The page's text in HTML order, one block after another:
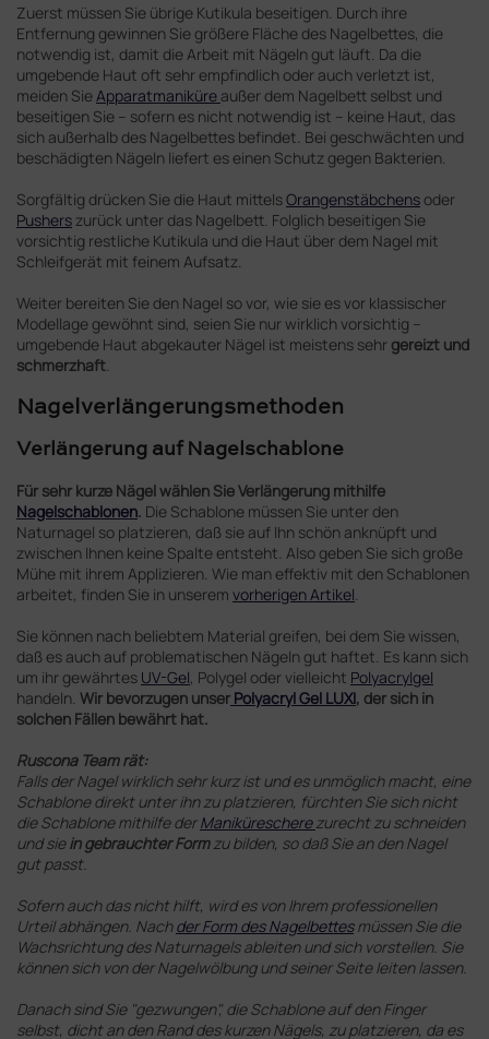
Zuerst müssen Sie übrige Kutikula beseitigen. Durch ihre
Entfernung gewinnen Sie größere Fläche des Nagelbettes, die
notwendig ist, damit die Arbeit mit Nägeln gut läuft. Da die
umgebende Haut oft sehr empfindlich oder auch verletzt ist,
meiden SieApparatmaniküre außer dem Nagelbett selbst und
beseitigen Sie – sofern es nicht notwendig ist – keine Haut, das
sich außerhalb des Nagelbettes befindet. Bei geschwächten und
beschädigten Nägeln liefert es einen Schutz gegen Bakterien.
Sorgfältig drücken Sie die Haut mittelsOrangenstäbchens oder
Pusherszurück unter das Nagelbett. Folglich beseitigen Sie
vorsichtig restliche Kutikula und die Haut über dem Nagel mit
Schleifgerät mit feinem Aufsatz.
Weiter bereiten Sie den Nagel so vor, wie sie es vor klassischer
Modellage gewöhnt sind, seien Sie nur wirklich vorsichtig –
umgebende Haut abgekauter Nägel ist meistens sehr gereizt und
schmerzhaft.
Nagelverlängerungsmethoden
Verlängerung auf Nagelschablone
Für sehr kurze Nägel wählen Sie Verlängerung mithilfe
Nagelschablonen. Die Schablone müssen Sie unter den
Naturnagel so platzieren, daß sie auf Ihn schön anknüpft und
zwischen Ihnen keine Spalte entsteht. Also geben Sie sich große
Mühe mit ihrem Applizieren. Wie man effektiv mit den Schablonen
arbeitet, finden Sie in unserem vorherigen Artikel.
Sie können nach beliebtem Material greifen, bei dem Sie wissen,
daß es auch auf problematischen Nägeln gut haftet. Es kann sich
um ihr gewährtes UV-Gel, Polygel oder vielleicht Polyacrylgel
handeln. Wir bevorzugen unser Polyacryl Gel LUXI, der sich in
solchen Fällen bewährt hat.
Ruscona Team rät:
Falls der Nagel wirklich sehr kurz ist und es unmöglich macht, eine
Schablone direkt unter ihn zu platzieren, fürchten Sie sich nicht
die Schablone mithilfe derManikürescherezurecht zu schneiden
und siein gebrauchter Formzu bilden, so daß Sie an den Nagel
gut passt.
Sofern auch das nicht hilft, wird es von Ihrem professionellen
Urteil abhängen. Nachder Form des Nagelbettesmüssen Sie die
Wachsrichtung des Naturnagels ableiten und sich vorstellen. Sie
können sich von der Nagelwölbung und seiner Seite leiten lassen.
Danach sind Sie "gezwungen", die Schablone auf den Finger
selbst, dicht an den Rand des kurzen Nägels, zu platzieren, da es